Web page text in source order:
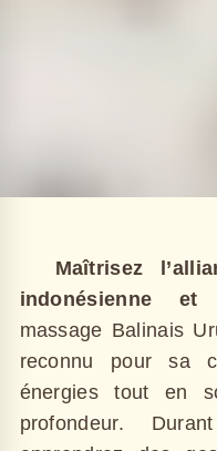
Maîtrisez
indonésienne et
massage Balinais
reconnu pour sa
énergies tout en
profondeur.